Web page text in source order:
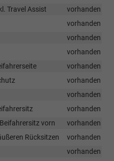
Travel Assist
vorhanden
vorhanden
vorhanden
vorhanden
vorhanden
vorhanden
vorhanden
vorhanden
vorn
vorhanden
Rücksitzen
vorhanden
vorhanden